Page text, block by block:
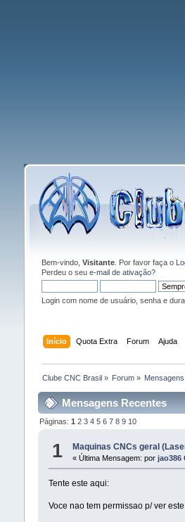
Bem-vindo, Visitante. Por favor faça o
Perdeu o seu e-mail de ativação?
Login com nome de usuário, senha e
Início Quota Extra Forum Ajuda
Clube CNC Brasil» Forum »
Mensagens Recentes
Páginas: 1 2 3 4 5 6 7 8 9 10
1 Maquinas CNCs geral
« Última Mensagem: por jao386
Tente este aqui:
Voce nao tem permissao p/ ver